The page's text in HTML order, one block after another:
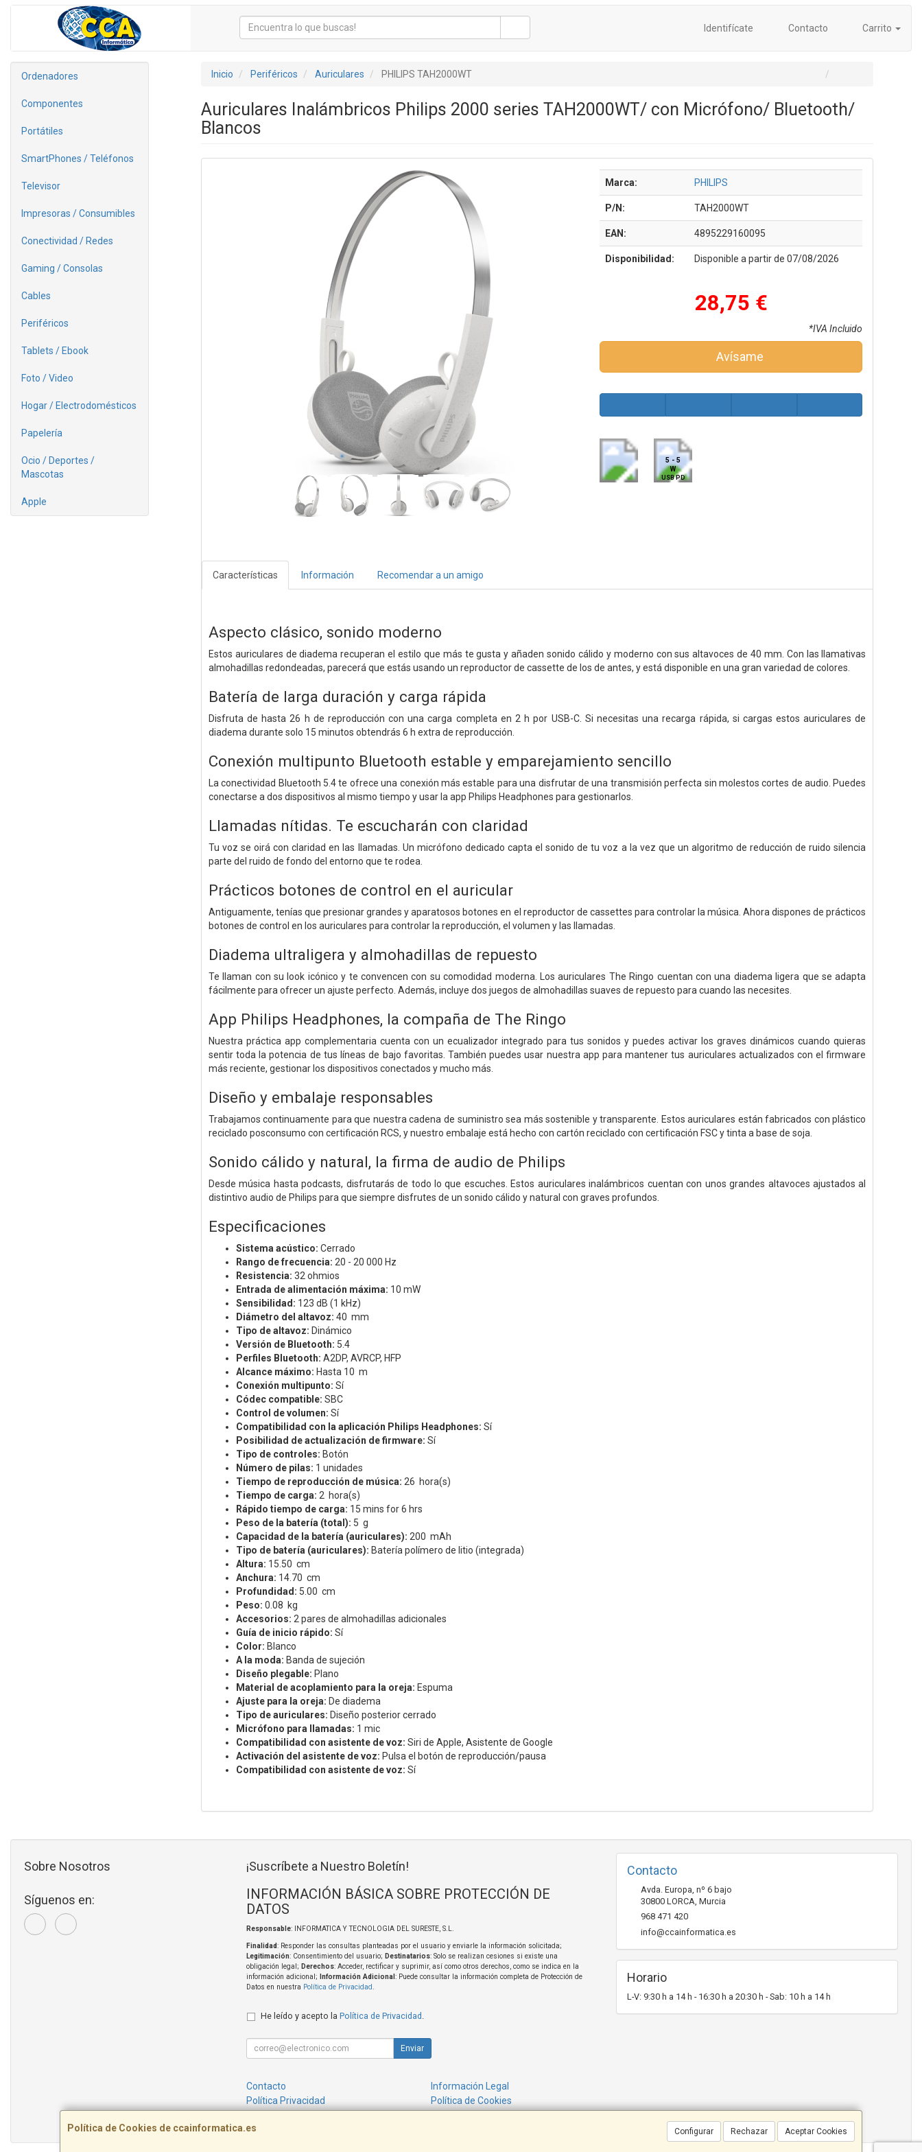
Identifícate Contacto Carrito
Ordenadores
Componentes
Portátiles
SmartPhones / Teléfonos
Televisor
Impresoras / Consumibles
Conectividad / Redes
Gaming / Consolas
Cables
Periféricos
Tablets / Ebook
Foto / Video
Hogar / Electrodomésticos
Papelería
Ocio / Deportes /
Mascotas
Apple
Inicio Periféricos Auriculares PHILIPS TAH2000WT
Auriculares Inalámbricos Philips 2000 series TAH2000WT/ con Micrófono/ Bluetooth/
Blancos
Marca: PHILIPS
P/N: TAH2000WT
EAN: 4895229160095
Disponibilidad: Disponible a partir de 07/08/2026
28,75 €
*IVA Incluido
Avísame
5 - 5
W
USB PD
Características Información Recomendar a un amigo
Aspecto clásico, sonido moderno
Estos auriculares de diadema recuperan el estilo que más te gusta y añaden sonido cálido y moderno con sus altavoces de 40 mm. Con las llamativas
almohadillas redondeadas, parecerá que estás usando un reproductor de cassette de los de antes, y está disponible en una gran variedad de colores.
Batería de larga duración y carga rápida
Disfruta de hasta 26 h de reproducción con una carga completa en 2 h por USB-C. Si necesitas una recarga rápida, si cargas estos auriculares de
diadema durante solo 15 minutos obtendrás 6 h extra de reproducción.
Conexión multipunto Bluetooth estable y emparejamiento sencillo
La conectividad Bluetooth 5.4 te ofrece una conexión más estable para una disfrutar de una transmisión perfecta sin molestos cortes de audio. Puedes
conectarse a dos dispositivos al mismo tiempo y usar la app Philips Headphones para gestionarlos.
Llamadas nítidas. Te escucharán con claridad
Tu voz se oirá con claridad en las llamadas. Un micrófono dedicado capta el sonido de tu voz a la vez que un algoritmo de reducción de ruido silencia
parte del ruido de fondo del entorno que te rodea.
Prácticos botones de control en el auricular
Antiguamente, tenías que presionar grandes y aparatosos botones en el reproductor de cassettes para controlar la música. Ahora dispones de prácticos
botones de control en los auriculares para controlar la reproducción, el volumen y las llamadas.
Diadema ultraligera y almohadillas de repuesto
Te llaman con su look icónico y te convencen con su comodidad moderna. Los auriculares The Ringo cuentan con una diadema ligera que se adapta
fácilmente para ofrecer un ajuste perfecto. Además, incluye dos juegos de almohadillas suaves de repuesto para cuando las necesites.
App Philips Headphones, la compaña de The Ringo
Nuestra práctica app complementaria cuenta con un ecualizador integrado para tus sonidos y puedes activar los graves dinámicos cuando quieras
sentir toda la potencia de tus líneas de bajo favoritas. También puedes usar nuestra app para mantener tus auriculares actualizados con el firmware
más reciente, gestionar los dispositivos conectados y mucho más.
Diseño y embalaje responsables
Trabajamos continuamente para que nuestra cadena de suministro sea más sostenible y transparente. Estos auriculares están fabricados con plástico
reciclado posconsumo con certificación RCS, y nuestro embalaje está hecho con cartón reciclado con certificación FSC y tinta a base de soja.
Sonido cálido y natural, la firma de audio de Philips
Desde música hasta podcasts, disfrutarás de todo lo que escuches. Estos auriculares inalámbricos cuentan con unos grandes altavoces ajustados al
distintivo audio de Philips para que siempre disfrutes de un sonido cálido y natural con graves profundos.
Especificaciones
Sistema acústico: Cerrado
Rango de frecuencia: 20 - 20 000 Hz
Resistencia: 32 ohmios
Entrada de alimentación máxima: 10 mW
Sensibilidad: 123 dB (1 kHz)
Diámetro del altavoz: 40 mm
Tipo de altavoz: Dinámico
Versión de Bluetooth: 5.4
Perfiles Bluetooth: A2DP, AVRCP, HFP
Alcance máximo: Hasta 10 m
Conexión multipunto: Sí
Códec compatible: SBC
Control de volumen: Sí
Compatibilidad con la aplicación Philips Headphones: Sí
Posibilidad de actualización de firmware: Sí
Tipo de controles: Botón
Número de pilas: 1 unidades
Tiempo de reproducción de música: 26 hora(s)
Tiempo de carga: 2 hora(s)
Rápido tiempo de carga: 15 mins for 6 hrs
Peso de la batería (total): 5 g
Capacidad de la batería (auriculares): 200 mAh
Tipo de batería (auriculares): Batería polímero de litio (integrada)
Altura: 15.50 cm
Anchura: 14.70 cm
Profundidad: 5.00 cm
Peso: 0.08 kg
Accesorios: 2 pares de almohadillas adicionales
Guía de inicio rápido: Sí
Color: Blanco
A la moda: Banda de sujeción
Diseño plegable: Plano
Material de acoplamiento para la oreja: Espuma
Ajuste para la oreja: De diadema
Tipo de auriculares: Diseño posterior cerrado
Micrófono para llamadas: 1 mic
Compatibilidad con asistente de voz: Siri de Apple, Asistente de Google
Activación del asistente de voz: Pulsa el botón de reproducción/pausa
Compatibilidad con asistente de voz: Sí
Política de Cookies de ccainformatica.es Configurar Rechazar Aceptar Cookies
Sobre Nosotros
Síguenos en:
¡Suscríbete a Nuestro Boletín!
INFORMACIÓN BÁSICA SOBRE PROTECCIÓN DE
DATOS
Responsable: INFORMATICA Y TECNOLOGIA DEL SURESTE, S.L.
Finalidad: Responder las consultas planteadas por el usuario y enviarle la información solicitada;
Legitimación: Consentimiento del usuario; Destinatarios: Solo se realizan cesiones si existe una
obligación legal; Derechos: Acceder, rectificar y suprimir, así como otros derechos, como se indica en la
información adicional;
Información Adicional : Puede consultar la información completa de Protección de
Datos en nuestra Política de Privacidad.
He leído y acepto la Política de Privacidad .
Enviar
Contacto
Información Legal
Política Privacidad
Política de Cookies
Contacto
Avda. Europa, nº 6 bajo
30800 LORCA, Murcia
968 471 420
info@ccainformatica.es
Horario
L-V: 9:30 h a 14 h - 16:30 h a 20:30 h - Sab: 10 h a 14 h